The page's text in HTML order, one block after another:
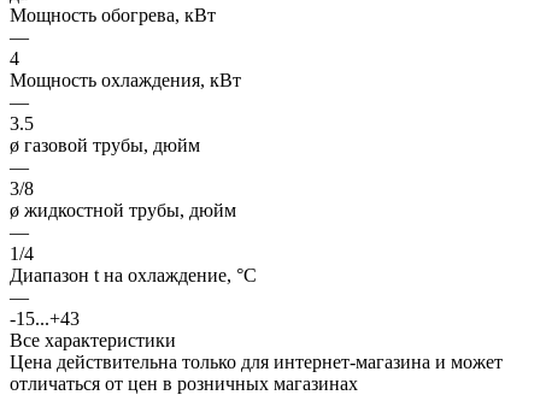
Мощность обогрева, кВт
—
4
Мощность охлаждения, кВт
—
3.5
ø газовой трубы, дюйм
—
3/8
ø жидкостной трубы, дюйм
—
1/4
Диапазон t на охлаждение, °С
—
-15...+43
Все характеристики
Цена действительна только для интернет-магазина и может
отличаться от цен в розничных магазинах